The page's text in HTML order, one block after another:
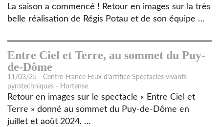
La saison a commencé ! Retour en images sur la très
belle réalisation de Régis Potau et de son équipe …
Entre Ciel et Terre, au sommet du Puy-
de-Dôme
11/03/25 - Centre-France Feux d'artifice Spectacles vivants
pyrotechniques - Hortense
Retour en images sur le spectacle « Entre Ciel et
Terre » donné au sommet du Puy-de-Dôme en
juillet et août 2024. …